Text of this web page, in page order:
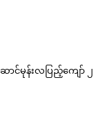
င်မုန်းလပြည့်ကျော်